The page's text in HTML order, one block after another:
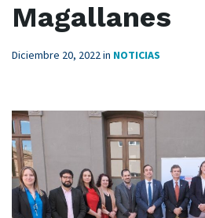
Magallanes
Diciembre 20, 2022in NOTICIAS